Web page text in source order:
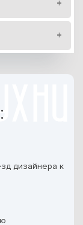
дизайнера к